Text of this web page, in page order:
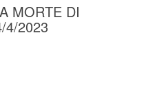
MORTE DI
4/2023